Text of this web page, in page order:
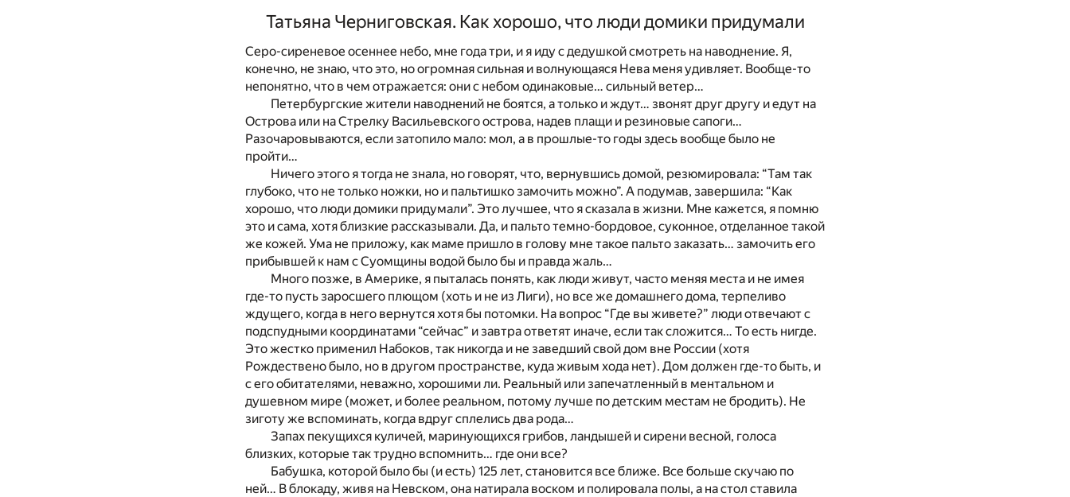
Татьяна Черниговская. Как хорошо, что люди домики придумали
Серо-сиреневое осеннее небо, мне года три, и я иду с дедушкой смотреть на наводнение. Я,
конечно, не знаю, что это, но огромная сильная и волнующаяся Нева меня удивляет. Вообще-то
непонятно, что в чем отражается: они с небом одинаковые… сильный ветер…
Петербургские жители наводнений не боятся, а только и ждут… звонят друг другу и едут на
Острова или на Стрелку Васильевского острова, надев плащи и резиновые сапоги…
Разочаровываются, если затопило мало: мол, а в прошлые-то годы здесь вообще было не
пройти…
Ничего этого я тогда не знала, но говорят, что, вернувшись домой, резюмировала: “Там так
глубоко, что не только ножки, но и пальтишко замочить можно”. А подумав, завершила: “Как
хорошо, что люди домики придумали”. Это лучшее, что я сказала в жизни. Мне кажется, я помню
это и сама, хотя близкие рассказывали. Да, и пальто темно-бордовое, суконное, отделанное такой
же кожей. Ума не приложу, как маме пришло в голову мне такое пальто заказать… замочить его
прибывшей к нам с Суомщины водой было бы и правда жаль…
Много позже, в Америке, я пыталась понять, как люди живут, часто меняя места и не имея
где-то пусть заросшего плющом (хоть и не из Лиги), но все же домашнего дома, терпеливо
ждущего, когда в него вернутся хотя бы потомки. На вопрос “Где вы живете?” люди отвечают с
подспудными координатами “сейчас” и завтра ответят иначе, если так сложится… То есть нигде.
Это жестко применил Набоков, так никогда и не заведший свой дом вне России (хотя
Рождествено было, но в другом пространстве, куда живым хода нет). Дом должен где-то быть, и
с его обитателями, неважно, хорошими ли. Реальный или запечатленный в ментальном и
душевном мире (может, и более реальном, потому лучше по детским местам не бродить). Не
зиготу же вспоминать, когда вдруг сплелись два рода…
Запах пекущихся куличей, маринующихся грибов, ландышей и сирени весной, голоса
близких, которые так трудно вспомнить… где они все?
Бабушка, которой было бы (и есть) 125 лет, становится все ближе. Все больше скучаю по
ней… В блокаду, живя на Невском, она натирала воском и полировала полы, а на стол ставила